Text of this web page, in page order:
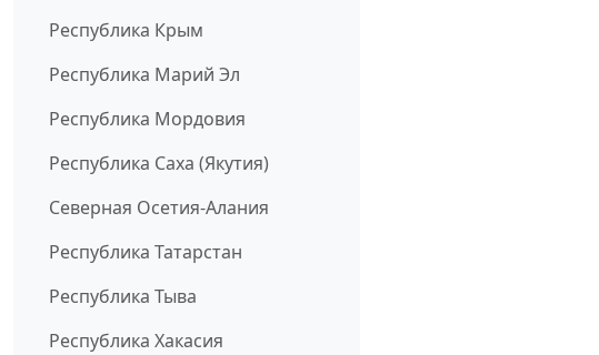
Республика Крым
Республика Марий Эл
Республика Мордовия
Республика Саха (Якутия)
Северная Осетия-Алания
Республика Татарстан
Республика Тыва
Республика Хакасия